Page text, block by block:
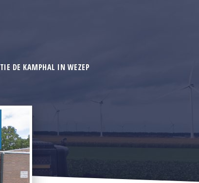
DE KAMPHAL IN WEZEP